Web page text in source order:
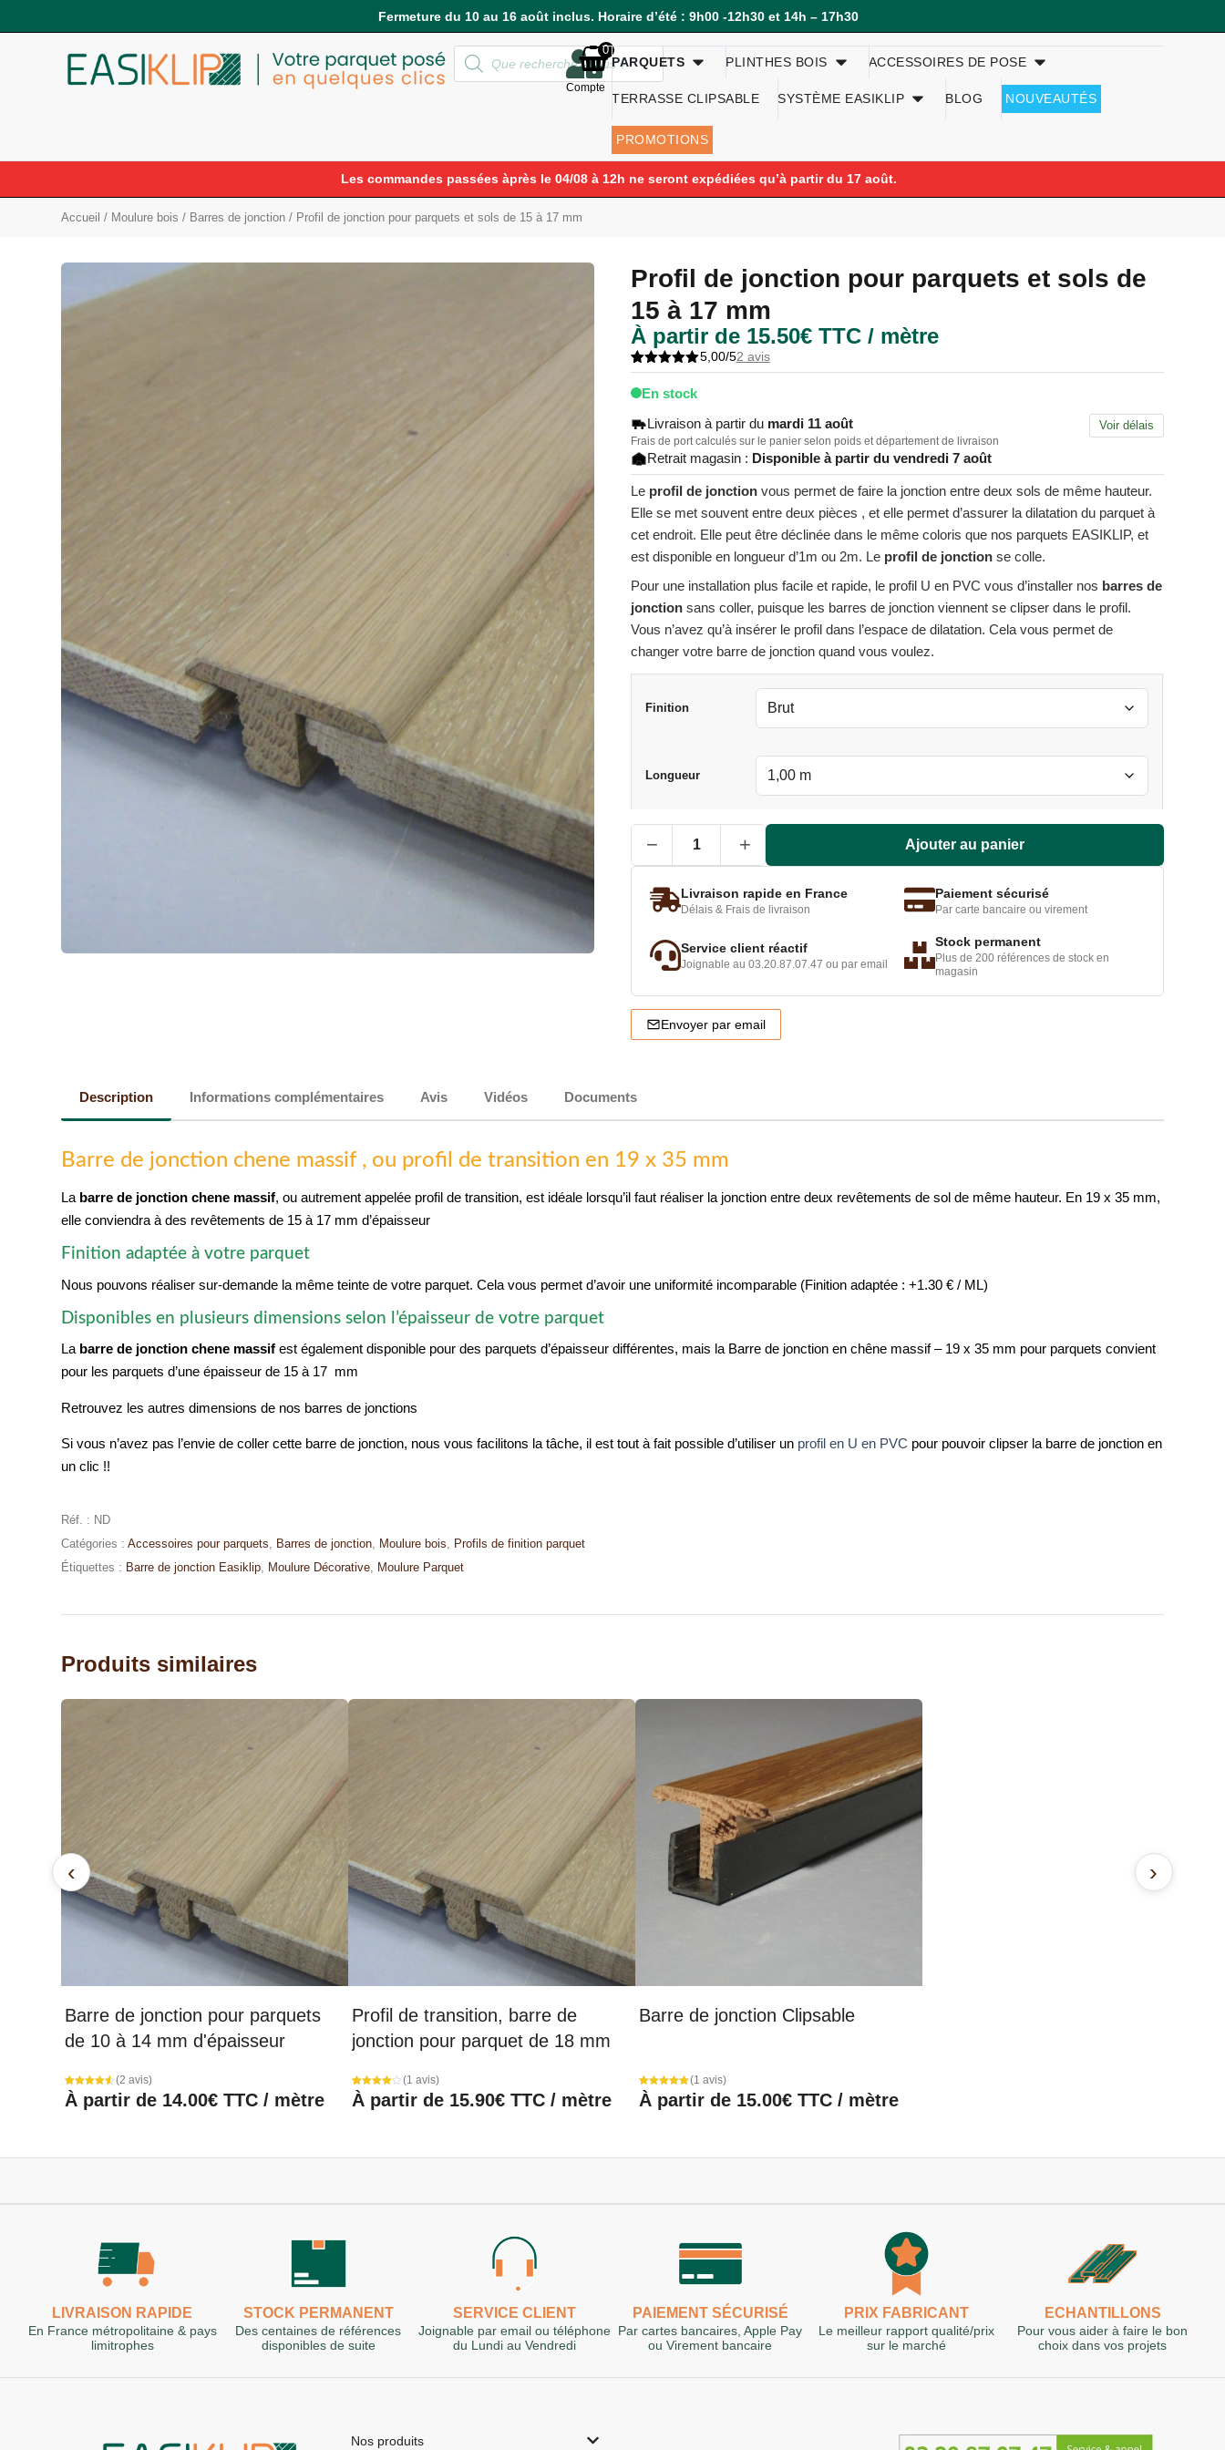
Fermeture du 10 au 16 août inclus. Horaire d’été : 9h00 -12h30 et 14h – 17h30
Compte
0
PARQUETS PLINTHES BOIS ACCESSOIRES DE POSE
TERRASSE CLIPSABLE SYSTÈME EASIKLIP BLOG NOUVEAUTÉS
PROMOTIONS
Les commandes passées àprès le 04/08 à 12h ne seront expédiées qu’à partir du 17 août.
Accueil / Moulure bois / Barres de jonction / Profil de jonction pour parquets et sols de 15 à 17 mm
Profil de jonction pour parquets et sols de
15 à 17 mm
À partir de 15.50€ TTC / mètre
Noté5.00
sur 5
basé sur
2
client
5,00/52 avis
En stock
Livraison à partir du mardi 11 août
Frais de port calculés sur le panier selon poids et département de livraison
Retrait magasin : Disponible à partir du vendredi 7 août
Voir délais
Le profil de jonction vous permet de faire la jonction entre deux sols de même hauteur.
Elle se met souvent entre deux pièces , et elle permet d’assurer la dilatation du parquet à
cet endroit. Elle peut être déclinée dans le même coloris que nos parquets EASIKLIP, et
est disponible en longueur d’1m ou 2m. Le profil de jonction se colle.
Pour une installation plus facile et rapide, le profil U en PVC vous d’installer nos barres de
jonction sans coller, puisque les barres de jonction viennent se clipser dans le profil.
Vous n’avez qu’à insérer le profil dans l’espace de dilatation. Cela vous permet de
changer votre barre de jonction quand vous voulez.
Finition
Longueur
− + Ajouter au panier
Livraison rapide en France
Délais & Frais de livraison
Paiement sécurisé
Par carte bancaire ou virement
Service client réactif
Joignable au 03.20.87.07.47 ou par email
Stock permanent
Plus de 200 références de stock en
magasin
Envoyer par email
Description Informations complémentaires Avis Vidéos Documents
Barre de jonction chene massif , ou profil de transition en 19 x 35 mm
La barre de jonction chene massif, ou autrement appelée profil de transition, est idéale lorsqu’il faut réaliser la jonction entre deux revêtements de sol de même hauteur. En 19 x 35 mm,
elle conviendra à des revêtements de 15 à 17 mm d’épaisseur
Finition adaptée à votre parquet
Nous pouvons réaliser sur-demande la même teinte de votre parquet. Cela vous permet d’avoir une uniformité incomparable (Finition adaptée : +1.30 € / ML)
Disponibles en plusieurs dimensions selon l’épaisseur de votre parquet
La barre de jonction chene massif est également disponible pour des parquets d’épaisseur différentes, mais la Barre de jonction en chêne massif – 19 x 35 mm pour parquets convient
pour les parquets d’une épaisseur de 15 à 17 mm
Retrouvez les autres dimensions de nos barres de jonctions
Si vous n’avez pas l’envie de coller cette barre de jonction, nous vous facilitons la tâche, il est tout à fait possible d’utiliser un profil en U en PVC pour pouvoir clipser la barre de jonction en
un clic !!
Réf. : ND
Catégories :Accessoires pour parquets, Barres de jonction, Moulure bois, Profils de finition parquet
Étiquettes : Barre de jonction Easiklip, Moulure Décorative, Moulure Parquet
Produits similaires
‹
Barre de jonction pour parquets
de 10 à 14 mm d'épaisseur
Noté
4.50
sur 5
2
(2 avis)
À partir de 14.00€ TTC / mètre
Profil de transition, barre de
jonction pour parquet de 18 mm
Noté
4.00
sur 5
1
(1 avis)
À partir de 15.90€ TTC / mètre
Barre de jonction Clipsable
Noté
5.00
sur 5
1
(1 avis)
À partir de 15.00€ TTC / mètre
›
LIVRAISON RAPIDE
En France métropolitaine & pays
limitrophes
STOCK PERMANENT
Des centaines de références
disponibles de suite
SERVICE CLIENT
Joignable par email ou téléphone
du Lundi au Vendredi
PAIEMENT SÉCURISÉ
Par cartes bancaires, Apple Pay
ou Virement bancaire
PRIX FABRICANT
Le meilleur rapport qualité/prix
sur le marché
ECHANTILLONS
Pour vous aider à faire le bon
choix dans vos projets
Nos produits